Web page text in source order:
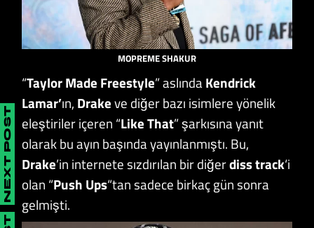
MOPREME SHAKUR
“Taylor Made Freestyle” aslındaKendrick
Lamar’ın, Drakeve diğer bazı isimlere yönelik
eleştiriler içeren “Like That” şarkısına yanıt
olarak bu ayın başında yayınlanmıştı. Bu,
Drake’in internete sızdırılan bir diğerdiss track‘i
olan “Push Ups“tan sadece birkaç gün sonra
gelmişti.
NEXT POST